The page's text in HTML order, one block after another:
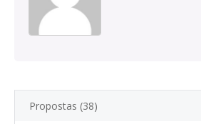
Propostas (38)